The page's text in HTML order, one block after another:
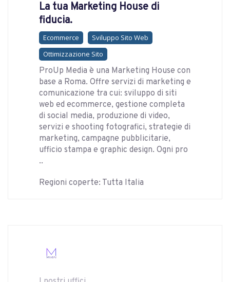
La tua Marketing House di
fiducia.
Ecommerce
Sviluppo Sito Web
Ottimizzazione Sito
ProUp Media è una Marketing House con
base a Roma. Offre servizi di marketing e
comunicazione tra cui: sviluppo di siti
web ed ecommerce, gestione completa
di social media, produzione di video,
servizi e shooting fotografici, strategie di
marketing, campagne pubblicitarie,
ufficio stampa e graphic design. Ogni pro
..
Regioni coperte: Tutta Italia